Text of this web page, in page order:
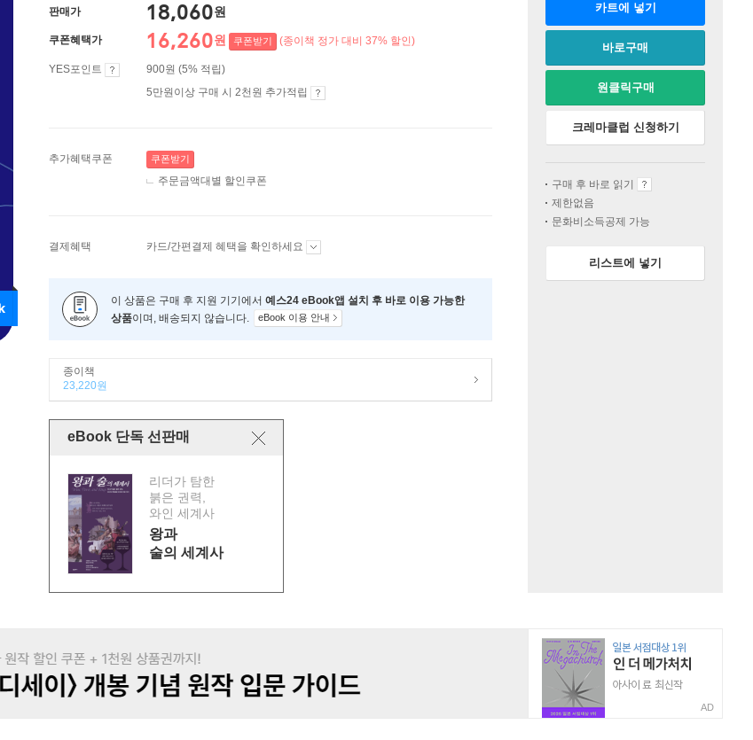
판매가 18,060원
쿠폰혜택가 16,260원 쿠폰받기 (종이책 정가 대비 37% 할인)
YES포인트
900원 (5% 적립)
5만원이상 구매 시 2천원 추가적립
추가혜택쿠폰 쿠폰받기
주문금액대별 할인쿠폰
결제혜택 카드/간편결제 혜택을 확인하세요
이 상품은 구매 후 지원 기기에서 예스24 eBook앱 설치 후 바로 이용 가능한
상품이며, 배송되지 않습니다. eBook 이용 안내
종이책
23,220원
eBook 단독 선판매
리더가 탐한
붉은 권력,
와인 세계사
왕과
술의 세계사
카트에 넣기
바로구매
원클릭구매
크레마클럽 신청하기
구매 후 바로 읽기
제한없음
문화비소득공제 가능
리스트에 넣기
AD